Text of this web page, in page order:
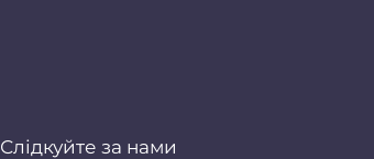
Слідкуйте за нами